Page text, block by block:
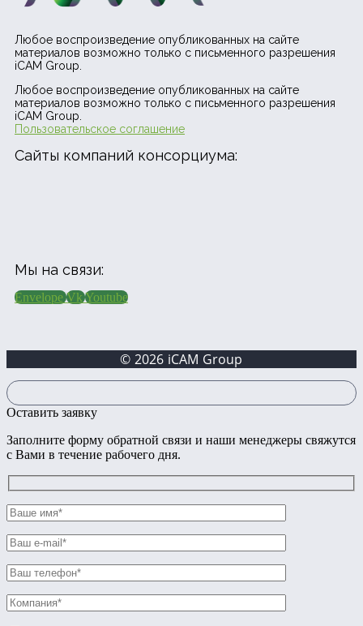
Любое воспроизведение опубликованных на сайте
материалов возможно только с письменного разрешения
iCAM Group.
Любое воспроизведение опубликованных на сайте
материалов возможно только с письменного разрешения
iCAM Group.
Пользовательское соглашение
Сайты компаний консорциума:
Мы на связи:
Envelope Vk Youtube
© 2026 iCAM Group
Оставить заявку
Заполните форму обратной связи и наши менеджеры свяжутся
с Вами в течение рабочего дня.